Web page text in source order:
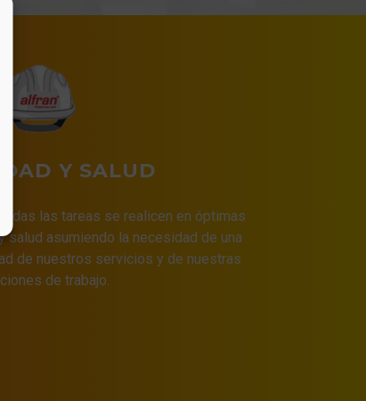
Y SALUD
las tareas se realicen en óptimas
asumiendo la necesidad de una
de nuestros servicios y de nuestras
de trabajo.